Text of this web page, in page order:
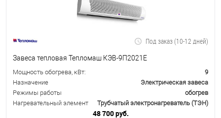
Под заказ (10-12 дней)
Завеса тепловая Тепломаш КЭВ-9П2021Е
Мощность обогрева, кВт:
9
Назначение
Электрическая завеса
Режимы работы
обогрев
Нагревательный элемент
Трубчатый электронагреватель (ТЭН)
48 700 руб.